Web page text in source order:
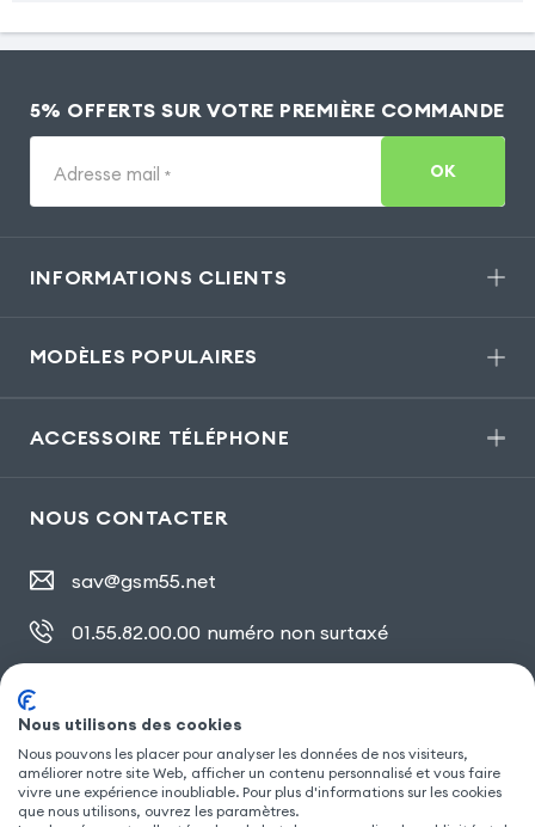
5% OFFERTS SUR VOTRE PREMIÈRE COMMANDE
Adresse mail * OK
INFORMATIONS CLIENTS
MODÈLES POPULAIRES
ACCESSOIRE TÉLÉPHONE
NOUS CONTACTER
sav@gsm55.net
01.55.82.00.00 numéro non surtaxé
SUIVEZ NOUS
Nous utilisons des cookies
Nous pouvons les placer pour analyser les données de nos visiteurs,
améliorer notre site Web, afficher un contenu personnalisé et vous faire
vivre une expérience inoubliable. Pour plus d'informations sur les cookies
que nous utilisons, ouvrez les paramètres.